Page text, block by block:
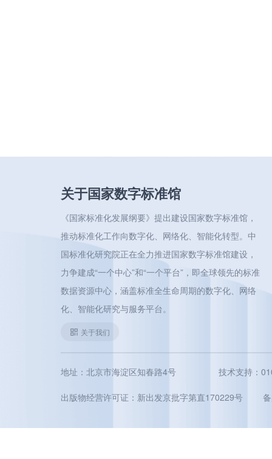
关于国家数字标准馆
《国家标准化发展纲要》提出建设国家数字标准馆，
推动标准化工作向数字化、网络化、智能化转型。中
国标准化研究院正在全力推进国家数字标准馆建设，
力争建成“一个中心”和“一个平台”，即全球领先的标准
数据资源中心，涵盖标准全生命周期的数字化、网络
化、智能化研究与服务平台。
关于我们
地址：北京市海淀区知春路4号 技术支持：
出版物经营许可证：新出发京批字第直170229号